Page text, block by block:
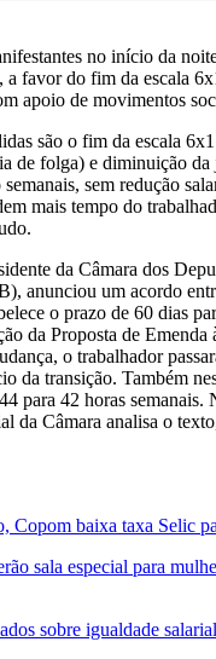
no início da
a favor do fim da escala
apoio de movimentos
são o fim da escala
de folga) e diminuição
sem redução
mais tempo do
da Câmara dos
anunciou um acordo
o prazo de 60 dias
da Proposta de Emenda
o trabalhador
da transição. Também
para 42 horas semanais.
da Câmara analisa o
Copom baixa taxa Selic
sala especial para
sobre igualdade